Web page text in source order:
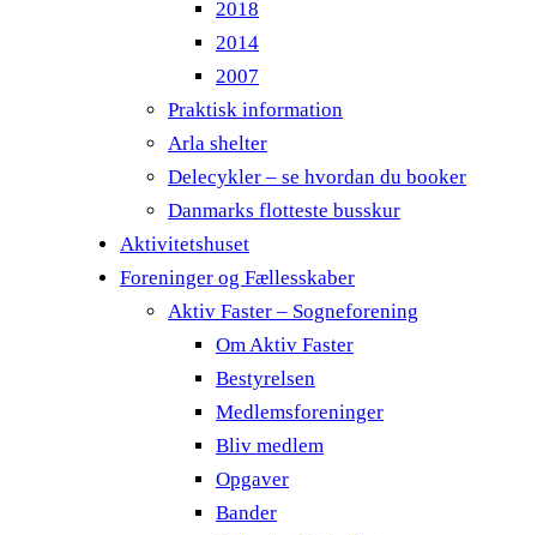
2018
2014
2007
Praktisk information
Arla shelter
Delecykler – se hvordan du booker
Danmarks flotteste busskur
Aktivitetshuset
Foreninger og Fællesskaber
Aktiv Faster – Sogneforening
Om Aktiv Faster
Bestyrelsen
Medlemsforeninger
Bliv medlem
Opgaver
Bander